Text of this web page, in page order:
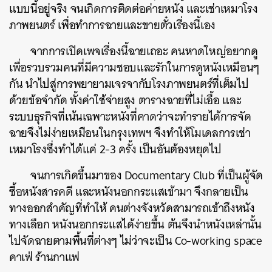
แบบนี้อยู่จริง จนเกิดการติดต่อค่ายหนัง และเช่าเหมาโรง
ภาพยนตร์ เพื่อทำการฉายและขายตั๋วเรื่องนี้เอง
จากการเปิดเพจเรื่องนี้ฉายเถอะ คนหาดใหญ่อยากดู
เพื่อรวบรวมคนที่มีความชอบและรักในการดูหนังเหมือนๆ
กัน นำไปสู่การพยายามเจรจากับโรงภาพยนตร์ที่เต็มไป
ด้วยข้อจำกัด ทั้งค่าใช้จ่ายสูง ตารางฉายที่ไม่เอื้อ และ
ระบบธุรกิจที่เน้นเฉพาะหนังที่คาดว่าจะทำรายได้การจัด
ฉายจึงไม่ง่ายเหมือนในกรุงเทพฯ จึงทำให้โมเดลการเช่า
เหมาโรงซึ่งทำได้แค่ 2-3 ครั้ง เป็นอันต้องหยุดไป
จนการเกิดขึ้นมาของ Documentary Club ที่เป็นผู้จัด
ซื้อหนังสารคดี และหนังนอกกระแสเข้ามา จึงกลายเป็น
ทางออกสำคัญที่ทำให้ คนต่างจังหวัดสามารถเข้าถึงหนัง
ทางเลือก หนังนอกกระแสได้ง่ายขึ้น ต้นจึงนำหนังเหล่านั้น
ไปจัดฉายตามพื้นที่ต่างๆ ไม่ว่าจะเป็น Co-working space
คาเฟ่ ร้านกาแฟ